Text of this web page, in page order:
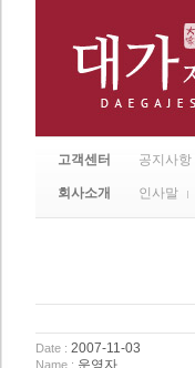
고객센터 공지사항
회사소개 인사말
Date : 2007-11-03
Name : 운영자